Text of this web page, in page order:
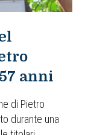
anni
di Pietro
durante una